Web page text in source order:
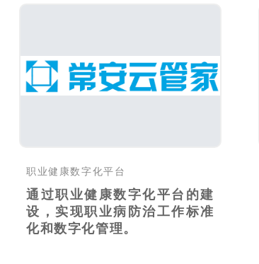
职业健康数字化平台
通过职业健康数字化平台的建
设，实现职业病防治工作标准
化和数字化管理。